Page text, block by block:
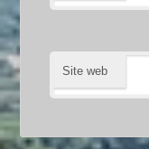
Site web